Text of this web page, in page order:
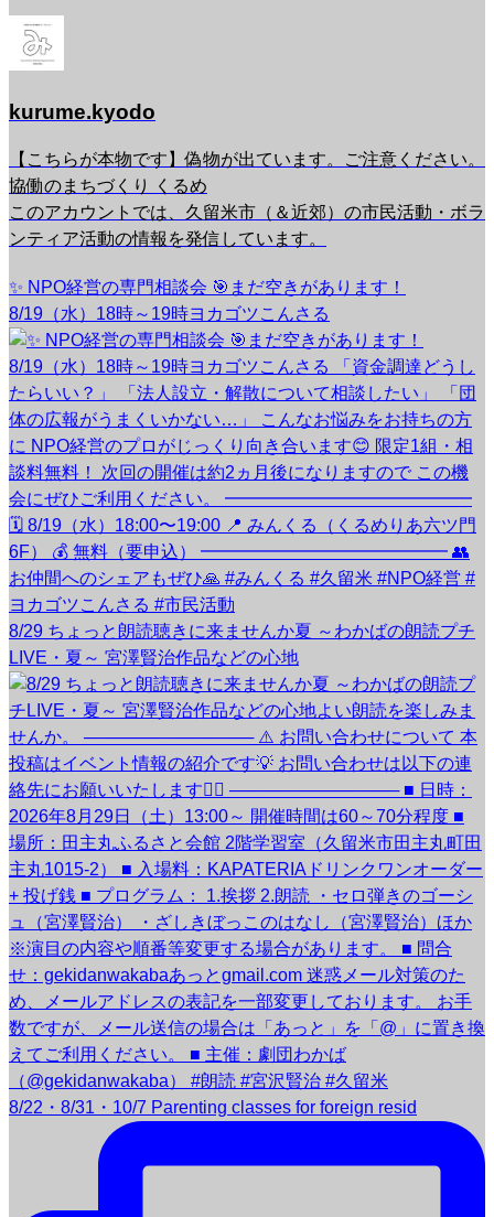
kurume.kyodo
【こちらが本物です】偽物が出ています。ご注意ください。
協働のまちづくり くるめ
このアカウントでは、久留米市（＆近郊）の市民活動・ボラ
ンティア活動の情報を発信しています。
✨ NPO経営の専門相談会 🎯まだ空きがあります！
8/19（水）18時～19時ヨカゴツこんさる
8/29 ちょっと朗読聴きに来ませんか夏 ～わかばの朗読プチ
LIVE・夏～ 宮澤賢治作品などの心地
8/22・8/31・10/7 Parenting classes for foreign resid